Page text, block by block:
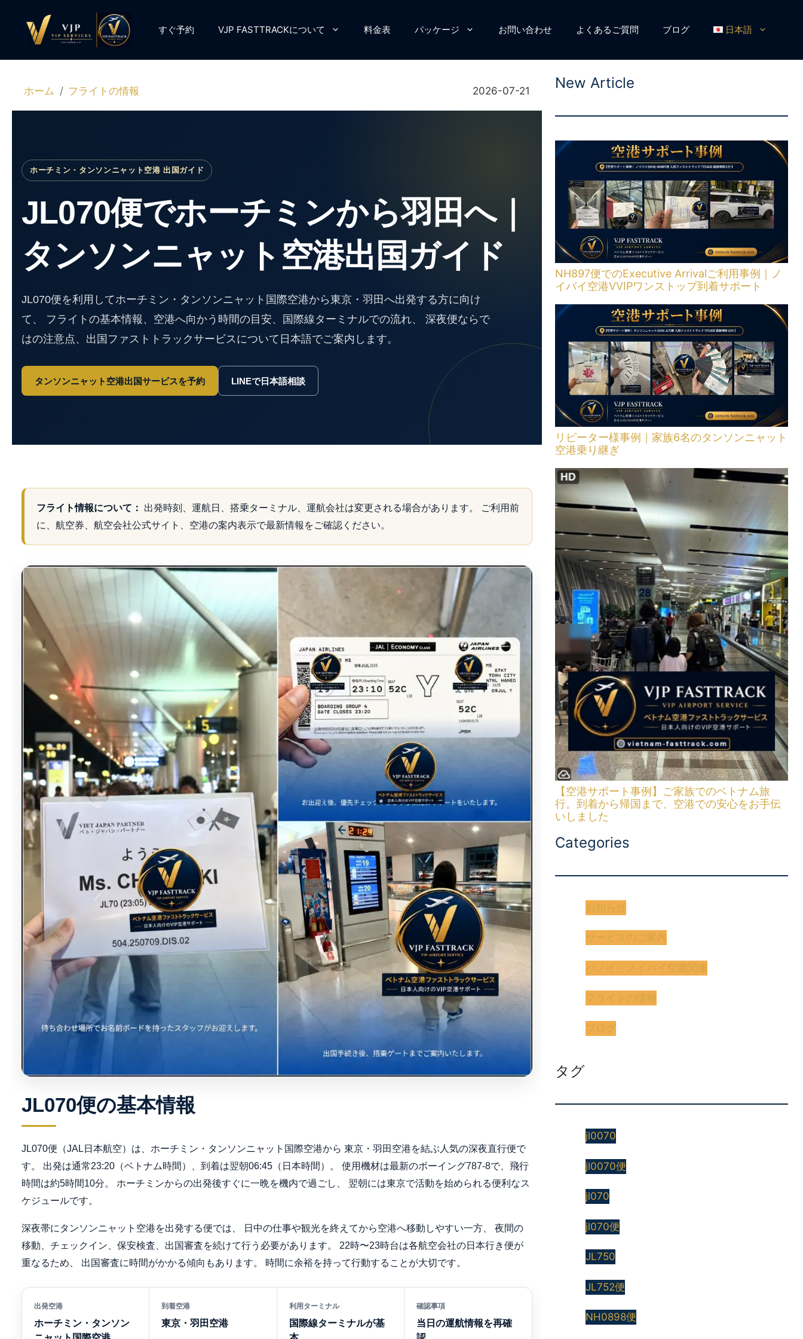
すぐ予約 VJP FASTTRACKについて 料金表 パッケージ お問い合わせ よくあるご質問 ブログ 日本語
ホーム フライトの情報 2026-07-21
ホーチミン・タンソンニャット空港 出国ガイド
JL070便でホーチミンから羽田へ｜
タンソンニャット空港出国ガイド
JL070便を利用してホーチミン・タンソンニャット国際空港から東京・羽田へ出発する方に向け
て、 フライトの基本情報、空港へ向かう時間の目安、国際線ターミナルでの流れ、 深夜便ならで
はの注意点、出国ファストトラックサービスについて日本語でご案内します。
タンソンニャット空港出国サービスを予約 LINEで日本語相談
フライト情報について：
出発時刻、運航日、搭乗ターミナル、運航会社は変更される場合があります。 ご利用前
に、航空券、航空会社公式サイト、空港の案内表示で最新情報をご確認ください。
JL070便の基本情報
JL070便（JAL日本航空）は、ホーチミン・タンソンニャット国際空港から 東京・羽田空港を結ぶ人気の深夜直行便で
す。 出発は通常23:20（ベトナム時間）、到着は翌朝06:45（日本時間）。 使用機材は最新のボーイング787-8で、飛行
時間は約5時間10分。 ホーチミンからの出発後すぐに一晩を機内で過ごし、 翌朝には東京で活動を始められる便利なス
ケジュールです。
深夜帯にタンソンニャット空港を出発する便では、 日中の仕事や観光を終えてから空港へ移動しやすい一方、 夜間の
移動、チェックイン、保安検査、出国審査を続けて行う必要があります。 22時〜23時台は各航空会社の日本行き便が
重なるため、 出国審査に時間がかかる傾向もあります。 時間に余裕を持って行動することが大切です。
出発空港
ホーチミン・タンソン
到着空港
東京・羽田空港
利用ターミナル
国際線ターミナルが基
確認事項
当日の運航情報を再確
New Article
NH897便でのExecutive Arrivalご利用事例｜ノ
イバイ空港VVIPワンストップ到着サポート
リピーター様事例｜家族6名のタンソンニャット
空港乗り継ぎ
【空港サポート事例】ご家族でのベトナム旅
行。到着から帰国まで、空港での安心をお手伝
いしました
Categories
お知らせ
サービスのご案内
ハノイ・ノイバイ空港関連
フライトの情報
ブログ
タグ
jl0070
jl0070便
jl070
jl070便
JL750
JL752便
NH0898便